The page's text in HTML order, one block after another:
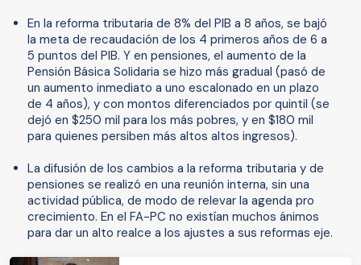
En la reforma tributaria de 8% del PIB a 8 años, se bajó
la meta de recaudación de los 4 primeros años de 6 a
5 puntos del PIB. Y en pensiones, el aumento de la
Pensión Básica Solidaria se hizo más gradual (pasó de
un aumento inmediato a uno escalonado en un plazo
de 4 años), y con montos diferenciados por quintil (se
dejó en $250 mil para los más pobres, y en $180 mil
para quienes persiben más altos altos ingresos).
La difusión de los cambios a la reforma tributaria y de
pensiones se realizó en una reunión interna, sin una
actividad pública, de modo de relevar la agenda pro
crecimiento. En el FA-PC no existían muchos ánimos
para dar un alto realce a los ajustes a sus reformas eje.